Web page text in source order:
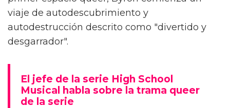
viaje de autodescubrimiento y
autodestrucción descrito como "divertido y
desgarrador".
El jefe de la serie High School
Musical habla sobre la trama queer
de la serie